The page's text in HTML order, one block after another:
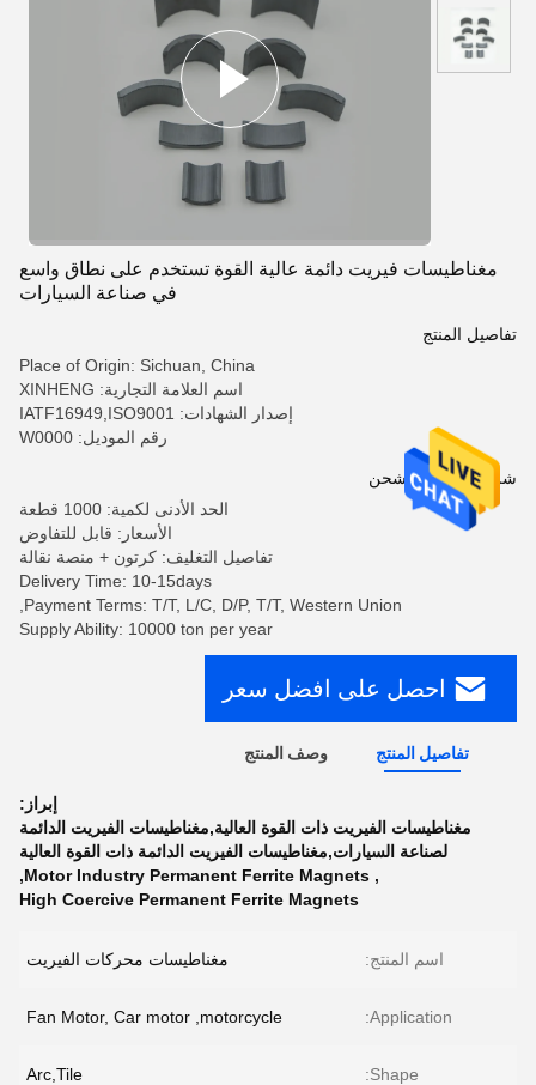
مغناطيسات فيريت دائمة عالية القوة تستخدم على نطاق واسع
في صناعة السيارات
تفاصيل المنتج
Place of Origin: Sichuan, China
اسم العلامة التجارية: XINHENG
إصدار الشهادات: IATF16949,ISO9001
رقم الموديل: W0000
شروط الدفع والشحن
الحد الأدنى لكمية: 1000 قطعة
الأسعار: قابل للتفاوض
تفاصيل التغليف: كرتون + منصة نقالة
Delivery Time: 10-15days
Payment Terms: T/T, L/C, D/P, T/T, Western Union,
Supply Ability: 10000 ton per year
احصل على افضل سعر
تفاصيل المنتج وصف المنتج
إبراز:
مغناطيسات الفيريت ذات القوة العالية,مغناطيسات الفيريت الدائمة
لصناعة السيارات,مغناطيسات الفيريت الدائمة ذات القوة العالية
,
Motor Industry Permanent Ferrite Magnets
,
High Coercive Permanent Ferrite Magnets
اسم المنتج: مغناطيسات محركات الفيريت
Application:
Fan Motor, Car motor ,motorcycle
Shape:
Arc,Tile